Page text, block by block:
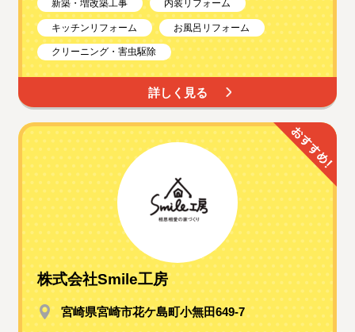
新築・増改築工事 内装リフォーム
キッチンリフォーム お風呂リフォーム
クリーニング・害虫駆除
詳しく見る
株式会社Smile工房
宮崎県宮崎市花ケ島町小無田649-7